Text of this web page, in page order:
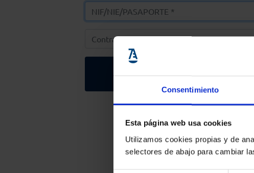
Consentimiento
Esta página web usa cookies
Utilizamos cookies propias y de
selectores de abajo para cambiar
Entrar
Solicitar Contraseña